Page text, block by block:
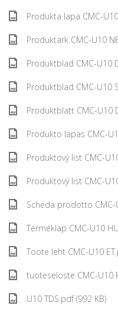
Produkta lapa CMC-
Produktark CMC-U10
Produktblad CMC-U10
Produktblad CMC-U10
Produktblatt CMC-U10
Produkto lapas CMC-
Produktový list CMC-
Produktový list CMC-
Scheda prodotto CMC-
Terméklap CMC-U10
Toote leht CMC-U10
tuoteseloste CMC-U10
U10 TDS.pdf (992 KB)